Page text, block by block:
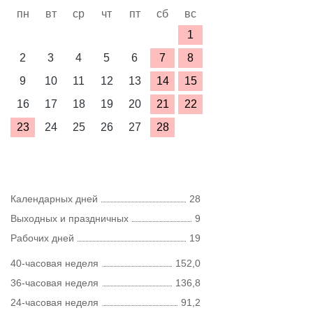
пн вт ср чт пт сб
вс
1
2
3 4 5 6 7
8
9
10 11 12 13 14
15
16
17 18 19 20 21
22
23
24 25 26 27 28
Календарных дней
28
Выходных и праздничных
9
Рабочих дней
19
40-часовая неделя
152,0
36-часовая неделя
136,8
24-часовая неделя
91,2